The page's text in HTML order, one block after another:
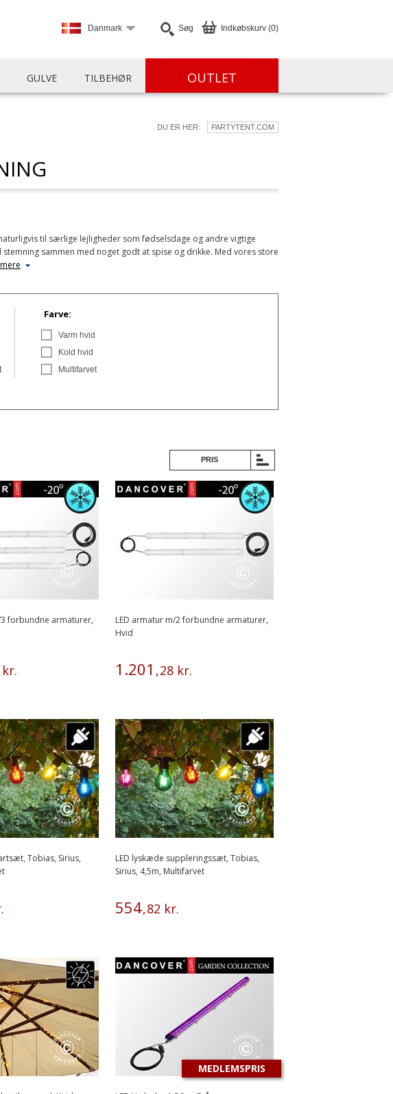
Indkøbskurv (0)
Søg
Danmark
GULVE TILBEHØR OUTLET
DU ER HER: PARTYTENT.COM
til særlige lejligheder som fødselsdage og andre vigtige
sammen med noget godt at spise og drikke. Med vores store
Farve:
Varm hvid
Kold hvid
Multifarvet
PRIS
forbundne armaturer,
LED armatur m/2 forbundne armaturer,
Hvid
1 .201 ,28 kr.
Tobias, Sirius,
LED lyskæde suppleringssæt, Tobias,
Sirius, 4,5m, Multifarvet
554,82 kr.
MEDLEMSPRIS